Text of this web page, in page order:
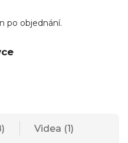
po objednání.
Videa (1)